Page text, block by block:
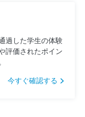
過した学生の体験
評価されたポイン
今すぐ確認する